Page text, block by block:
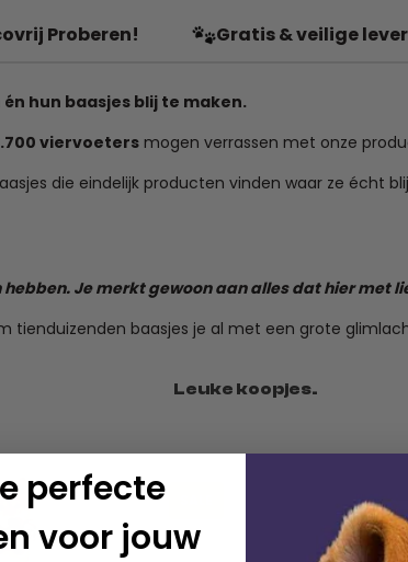
Proberen! Gratis & veilige
hun baasjes blij te maken.
viervoeters mogen verrassen met onze
die eindelijk producten vinden waar ze écht
Je merkt gewoon aan alles dat hier met
tienduizenden baasjes je al met een grote
Leuke koopjes.
perfecte
voor jouw